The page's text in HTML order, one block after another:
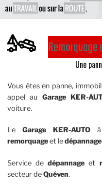
Remorquage
Une
Vous êtes en panne,
appel au Garage KER-
voiture.
Le Garage KER-AUTO
remorquageet ledépannage
Service dedépannage et
secteur deQuéven.